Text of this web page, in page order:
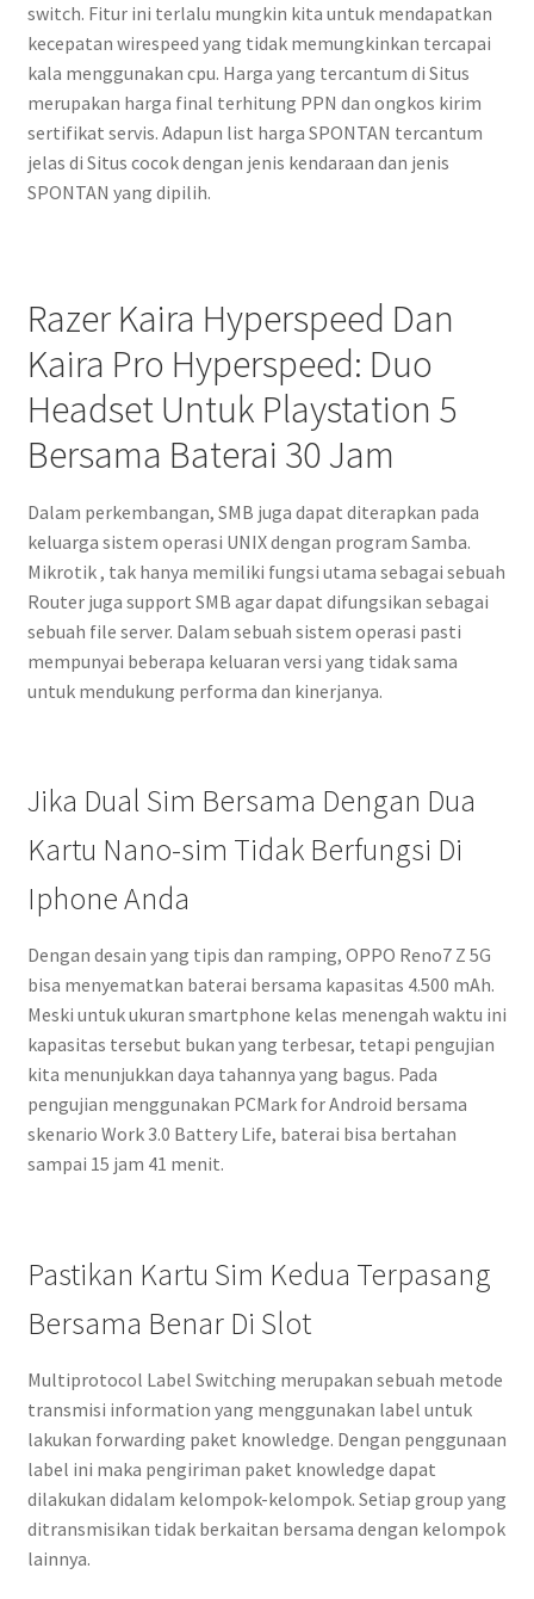
switch. Fitur ini terlalu mungkin kita untuk mendapatkan
kecepatan wirespeed yang tidak memungkinkan tercapai
kala menggunakan cpu. Harga yang tercantum di Situs
merupakan harga final terhitung PPN dan ongkos kirim
sertifikat servis. Adapun list harga SPONTAN tercantum
jelas di Situs cocok dengan jenis kendaraan dan jenis
SPONTAN yang dipilih.
Razer Kaira Hyperspeed Dan
Kaira Pro Hyperspeed: Duo
Headset Untuk Playstation 5
Bersama Baterai 30 Jam
Dalam perkembangan, SMB juga dapat diterapkan pada
keluarga sistem operasi UNIX dengan program Samba.
Mikrotik , tak hanya memiliki fungsi utama sebagai sebuah
Router juga support SMB agar dapat difungsikan sebagai
sebuah file server. Dalam sebuah sistem operasi pasti
mempunyai beberapa keluaran versi yang tidak sama
untuk mendukung performa dan kinerjanya.
Jika Dual Sim Bersama Dengan Dua
Kartu Nano-sim Tidak Berfungsi Di
Iphone Anda
Dengan desain yang tipis dan ramping, OPPO Reno7 Z 5G
bisa menyematkan baterai bersama kapasitas 4.500 mAh.
Meski untuk ukuran smartphone kelas menengah waktu ini
kapasitas tersebut bukan yang terbesar, tetapi pengujian
kita menunjukkan daya tahannya yang bagus. Pada
pengujian menggunakan PCMark for Android bersama
skenario Work 3.0 Battery Life, baterai bisa bertahan
sampai 15 jam 41 menit.
Pastikan Kartu Sim Kedua Terpasang
Bersama Benar Di Slot
Multiprotocol Label Switching merupakan sebuah metode
transmisi information yang menggunakan label untuk
lakukan forwarding paket knowledge. Dengan penggunaan
label ini maka pengiriman paket knowledge dapat
dilakukan didalam kelompok-kelompok. Setiap group yang
ditransmisikan tidak berkaitan bersama dengan kelompok
lainnya.